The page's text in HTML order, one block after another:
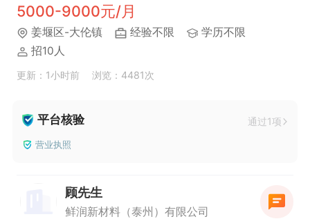
5000-9000元/月
姜堰区-大伦镇 经验不限
学历不限
招10人
更新：1小时前 浏览：4481次
平台核验 通过1项
营业执照
顾先生
鲜润新材料（泰州）有限公司